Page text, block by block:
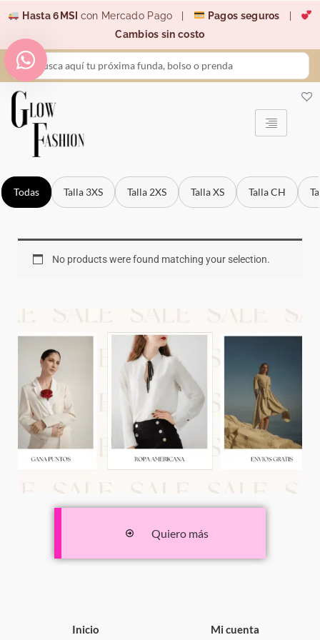
contenido
Hasta 6MSI con Mercado Pago | Pagos seguros
Cambios sin costo
Search
...
Todas Talla 3XS Talla 2XS Talla XS Talla CH
No products were found matching your selection.
Quiero más
Inicio Mi cuenta